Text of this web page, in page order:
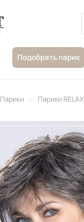
Подобрать парик
Парики – Парики RELAX